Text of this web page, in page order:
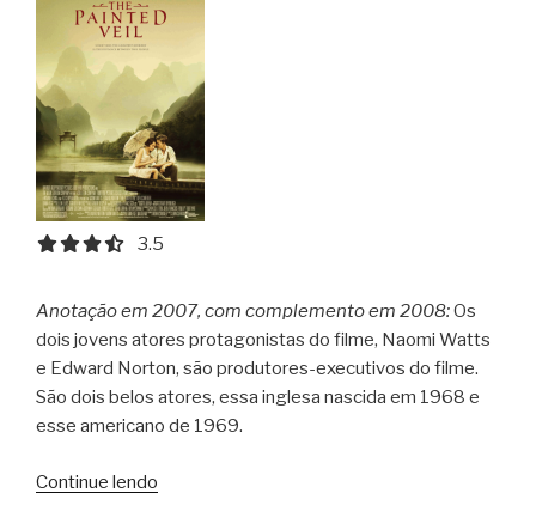
3.5 out of 5.0 stars
3.5
Anotação em 2007, com complemento em 2008:Os
dois jovens atores protagonistas do filme, Naomi Watts
e Edward Norton, são produtores-executivos do filme.
São dois belos atores, essa inglesa nascida em 1968 e
esse americano de 1969.
Continue lendo